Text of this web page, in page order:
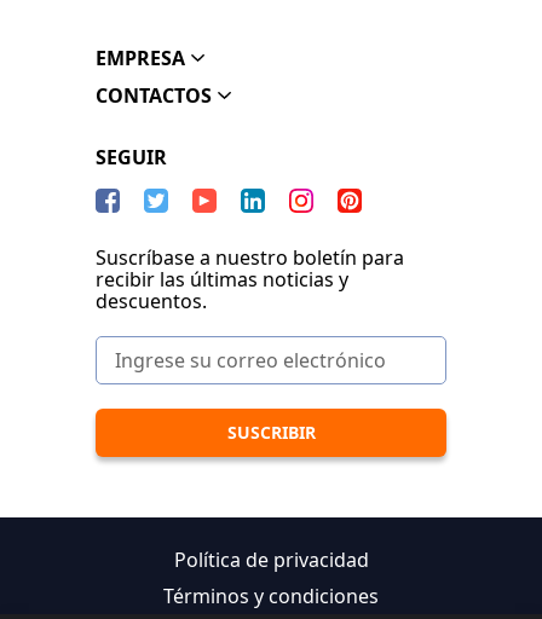
EMPRESA
CONTACTOS
SEGUIR
Suscríbase a nuestro boletín para
recibir las últimas noticias y
descuentos.
Política de privacidad
Términos y condiciones